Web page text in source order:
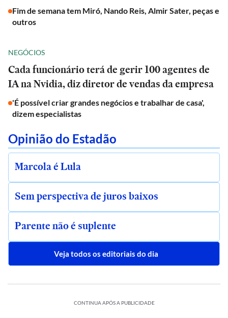
Fim de semana tem Miró, Nando Reis, Almir Sater, peças e
outros
NEGÓCIOS
Cada funcionário terá de gerir 100 agentes de
IA na Nvidia, diz diretor de vendas da empresa
'É possível criar grandes negócios e trabalhar de casa',
dizem especialistas
Opinião do Estadão
Marcola é Lula
Sem perspectiva de juros baixos
Parente não é suplente
Veja todos os editoriais do dia
CONTINUA APÓS A PUBLICIDADE